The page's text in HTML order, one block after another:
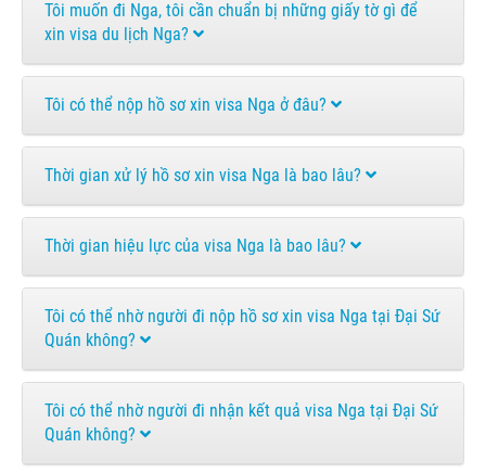
Tôi muốn đi Nga, tôi cần chuẩn bị những giấy tờ gì để
xin visa du lịch Nga?
Tôi có thể nộp hồ sơ xin visa Nga ở đâu?
Thời gian xử lý hồ sơ xin visa Nga là bao lâu?
Thời gian hiệu lực của visa Nga là bao lâu?
Tôi có thể nhờ người đi nộp hồ sơ xin visa Nga tại Đại Sứ
Quán không?
Tôi có thể nhờ người đi nhận kết quả visa Nga tại Đại Sứ
Quán không?